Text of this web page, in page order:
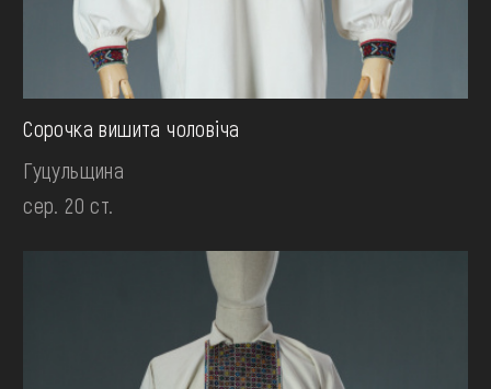
Сорочка вишита чоловiча
Гуцульщина
сер. 20 ст.